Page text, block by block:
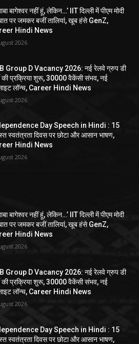
बागेश्वर नहीं हूं, लेकिन…’ IIT दिल्ली में पीएम मोदी
पर जमकर बजीं तालियां, खूब हंसे GenZ,
Hindi News
2026
Group D Vacancy 2026: नई रेलवे ग्रुप डी
की प्रक्रिया शुरू, 30000 वैकेंसी संभव, नई
लॉन्च, Career Hindi News
2026
Day Speech in Hindi : 15
स्वतंत्रता दिवस पर छोटा और आसान भाषण,
Hindi News
2026
बागेश्वर नहीं हूं, लेकिन…’ IIT दिल्ली में पीएम मोदी
पर जमकर बजीं तालियां, खूब हंसे GenZ,
Hindi News
2026
Group D Vacancy 2026: नई रेलवे ग्रुप डी
की प्रक्रिया शुरू, 30000 वैकेंसी संभव, नई
लॉन्च, Career Hindi News
2026
Day Speech in Hindi : 15
स्वतंत्रता दिवस पर छोटा और आसान भाषण,